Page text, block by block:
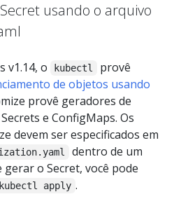
usando o arquivo
v1.14, o kubectl
provê
de objetos usando
provê geradores de
e ConfigMaps. Os
devem ser especificados em
dentro de um
o Secret, você pode
kubectl apply .